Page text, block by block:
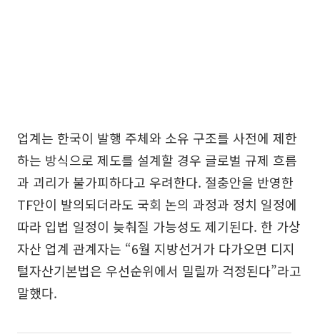
업계는 한국이 발행 주체와 소유 구조를 사전에 제한
하는 방식으로 제도를 설계할 경우 글로벌 규제 흐름
과 괴리가 불가피하다고 우려한다. 절충안을 반영한
TF안이 발의되더라도 국회 논의 과정과 정치 일정에
따라 입법 일정이 늦춰질 가능성도 제기된다. 한 가상
자산 업계 관계자는 “6월 지방선거가 다가오면 디지
털자산기본법은 우선순위에서 밀릴까 걱정된다”라고
말했다.